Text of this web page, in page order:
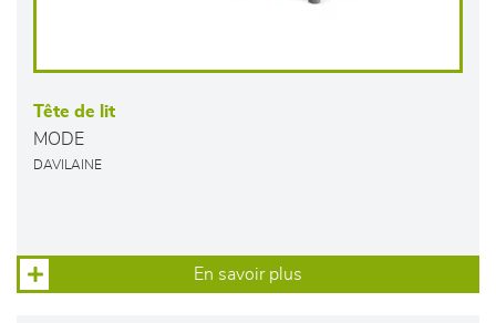
Tête de lit
MODE
DAVILAINE
En savoir plus